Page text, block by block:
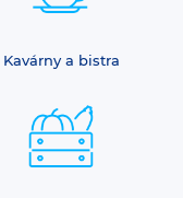
Kavárny a bistra